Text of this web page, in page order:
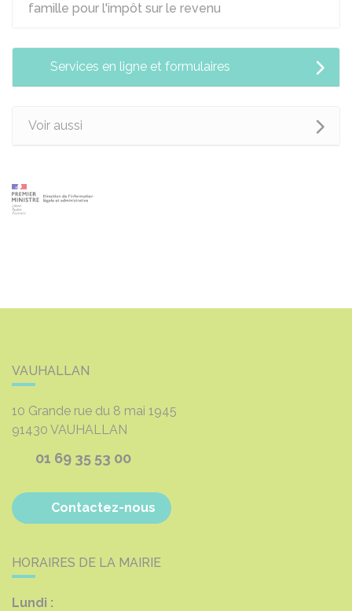
famille pour l'impôt sur le revenu
Services en ligne et formulaires
Voir aussi
VAUHALLAN
10 Grande rue du 8 mai 1945
91430 VAUHALLAN
01 69 35 53 00
Contactez-nous
HORAIRES DE LA MAIRIE
Lundi :